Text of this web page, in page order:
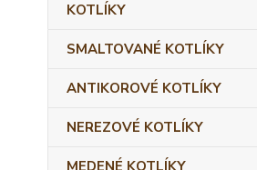
KOTLÍKY
SMALTOVANÉ KOTLÍKY
ANTIKOROVÉ KOTLÍKY
NEREZOVÉ KOTLÍKY
MEDENÉ KOTLÍKY